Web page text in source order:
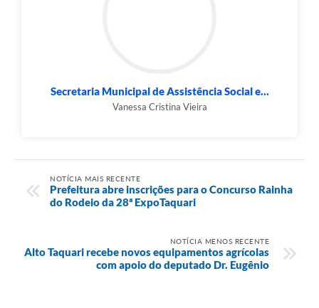
Secretaria Municipal de Assistência Social e...
Vanessa Cristina Vieira
NOTÍCIA MAIS RECENTE
Prefeitura abre inscrições para o Concurso Rainha
do Rodeio da 28ª ExpoTaquari
NOTÍCIA MENOS RECENTE
Alto Taquari recebe novos equipamentos agrícolas
com apoio do deputado Dr. Eugênio